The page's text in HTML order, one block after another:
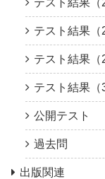
テスト結果（
テスト結果（
テスト結果（
公開テスト
過去問
出版関連